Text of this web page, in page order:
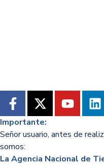
Importante:
Señor usuario, antes de
somos:
La Agencia Nacional de